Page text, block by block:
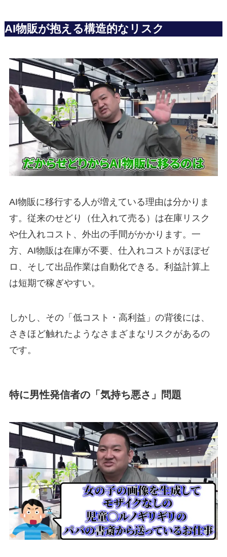
AI物販が抱える構造的なリスク
AI物販に移行する人が増えている理由は分かりま
す。従来のせどり（仕入れて売る）は在庫リスク
や仕入れコスト、外出の手間がかかります。一
方、AI物販は在庫が不要、仕入れコストがほぼゼ
ロ、そして出品作業は自動化できる。利益計算上
は短期で稼ぎやすい。
しかし、その「低コスト・高利益」の背後には、
さきほど触れたようなさまざまなリスクがあるの
です。
特に男性発信者の「気持ち悪さ」問題